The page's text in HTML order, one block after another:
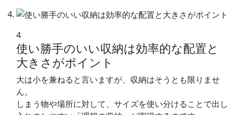
4
使い勝手のいい収納は効率的な配置と
大きさがポイント
大は小を兼ねると言いますが、収納はそうとも限りませ
ん。
しまう物や場所に対して、サイズを使い分けることで出し